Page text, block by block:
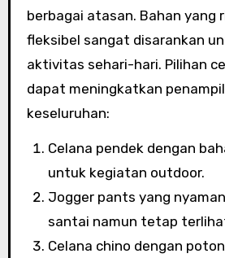
berbagai atasan. Bahan yang
fleksibel sangat disarankan
aktivitas sehari-hari. Pilihan
dapat meningkatkan
keseluruhan:
Celana pendek dengan
untuk kegiatan outdoor.
Jogger pants yang
santai namun tetap
Celana chino dengan